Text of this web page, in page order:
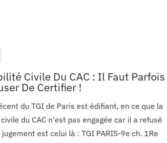
Civile Du CAC : Il Faut Parfois
De Certifier !
du TGI de Paris est édifiant, en ce que la
du CAC n'est pas engagée car il a refusé
est celui là : TGI PARIS-9e ch. 1Re